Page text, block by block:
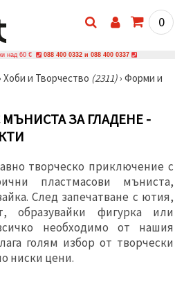
0
над 60 € 088 400 0332 и 088 400 0337
Хоби и Творчество (2311)› Форми и
ЗА ГЛАДЕНЕ -
творческо приключение с
пластмасови мъниста,
След запечатване с ютия,
образувайки фигурка или
необходимо от нашия
голям избор от творчески
ниски цени.